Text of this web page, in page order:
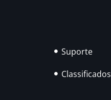
Suporte
Classificados